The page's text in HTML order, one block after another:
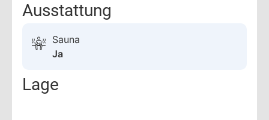
Ausstattung
Sauna
Ja
Lage